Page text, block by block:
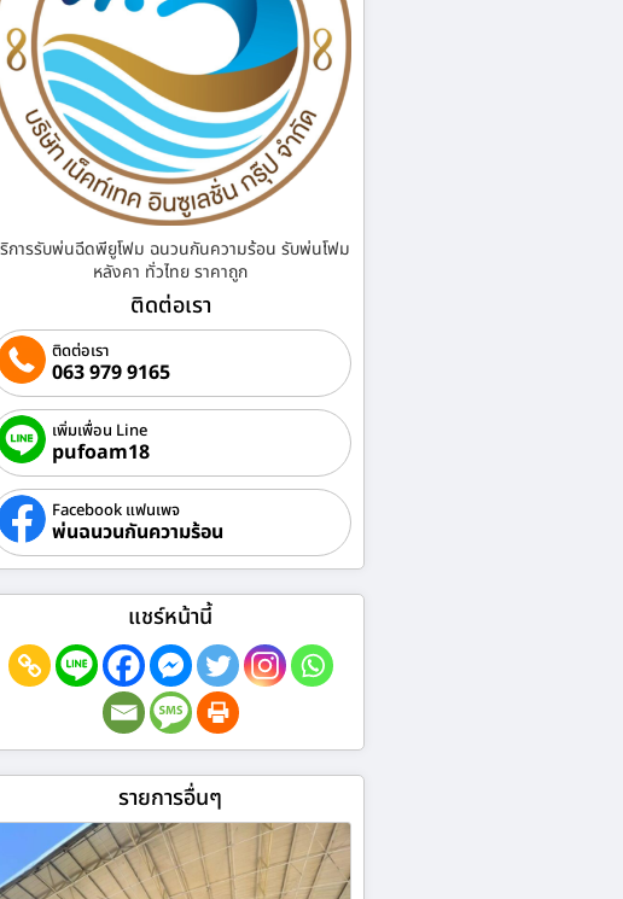
การรับพ่นฉีดพียูโฟม ฉนวนกันความร้อน รับพ่นโฟม
หลังคา ทั่วไทย ราคาถูก
ติดต่อเรา
ติดต่อเรา
063 979 9165
เพิ่มเพื่อน Line
pufoam18
Facebook แฟนเพจ
พ่นฉนวนกันความร้อน
แชร์หน้านี้
รายการอื่นๆ